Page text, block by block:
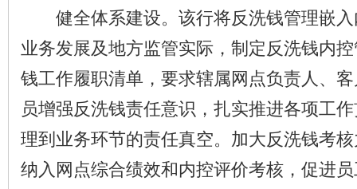
健全体系建设。该行将反洗钱管理嵌入
业务发展及地方监管实际，制定反洗钱内
钱工作履职清单，要求辖属网点负责人、
员增强反洗钱责任意识，扎实推进各项工
理到业务环节的责任真空。加大反洗钱考
纳入网点综合绩效和内控评价考核，促进